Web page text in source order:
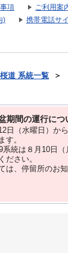
項 ご利用案
)
携帯電話サ
桜道 系統一覧 ＞
期間の運行につ
⽇（水曜日）か
す。
統は８月10日（
さい。
は、停留所のお知